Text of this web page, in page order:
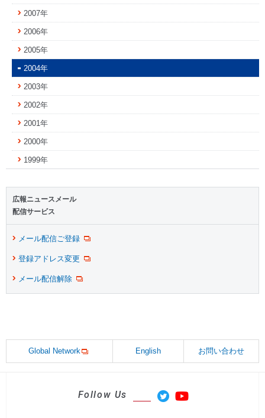
2007年
2006年
2005年
2004年
2003年
2002年
2001年
2000年
1999年
広報ニュースメール
配信サービス
メール配信ご登録
登録アドレス変更
メール配信解除
Global Network English お問い合わせ
Follow Us